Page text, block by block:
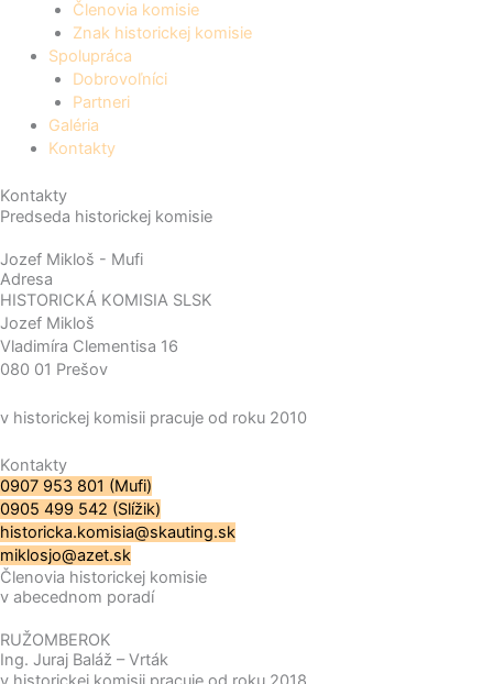
Členovia komisie
Znak historickej komisie
Spolupráca
Dobrovoľníci
Partneri
Galéria
Kontakty
Kontakty
Predseda historickej komisie
Jozef Mikloš - Mufi
Adresa
HISTORICKÁ KOMISIA SLSK
Jozef Mikloš
Vladimíra Clementisa 16
080 01 Prešov
v historickej komisii pracuje od roku 2010
Kontakty
0907 953 801 (Mufi)
0905 499 542 (Slížik)
historicka.komisia@skauting.sk
miklosjo@azet.sk
Členovia historickej komisie
v abecednom poradí
RUŽOMBEROK
Ing. Juraj Baláž – Vrták